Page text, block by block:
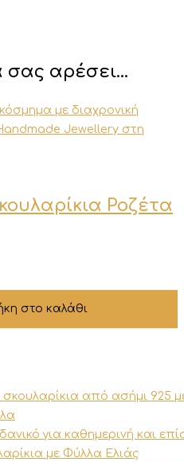
σας αρέσει…
Ροζέτα
στο καλάθι